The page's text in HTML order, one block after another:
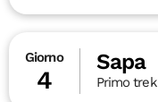
Giorno
4
Sapa
Primo